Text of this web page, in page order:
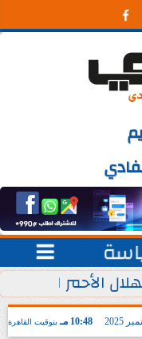


الأحمر
10:48 مـ بتوقيت القاهرة